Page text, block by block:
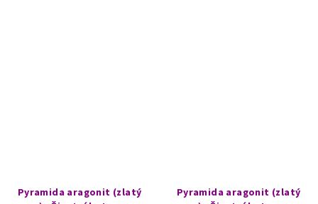
Pyramida aragonit (zlatý
Pyramida aragonit (zlatý